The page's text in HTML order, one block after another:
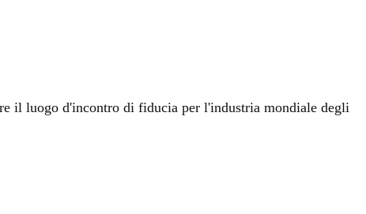
il luogo d'incontro di fiducia per l'industria mondiale degli